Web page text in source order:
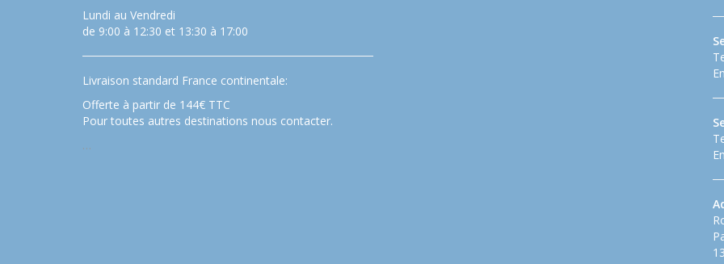
Lundi au Vendredi
de 9:00 à 12:30 et 13:30 à 17:00
Livraison standard France continentale:
Offerte à partir de 144€ TTC
Pour toutes autres destinations nous contacter.
…